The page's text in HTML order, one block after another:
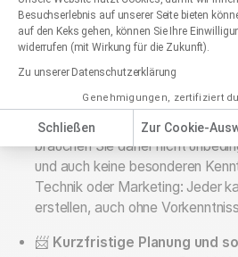
Besuchserlebnis auf unserer Seite bieten
auf den Keks gehen, können Sie Ihre
widerrufen (mit Wirkung für die Zukunft).
Zu unserer Datenschutzerklärung
Genehmigungen, zertifiziert
Schließen Zur Cookie-
liebevoll gestaltet.
🖌️Einfaches Erstellen der
wie professionell Ihr Mailing
Sie Ihre E-Mails mit einer guten
schon innerhalb weniger
versenden. Um einen
brauchen Sie daher nicht
und auch keine besonderen
Technik oder Marketing: Jeder
erstellen, auch ohne
📨 Kurzfristige Planung und